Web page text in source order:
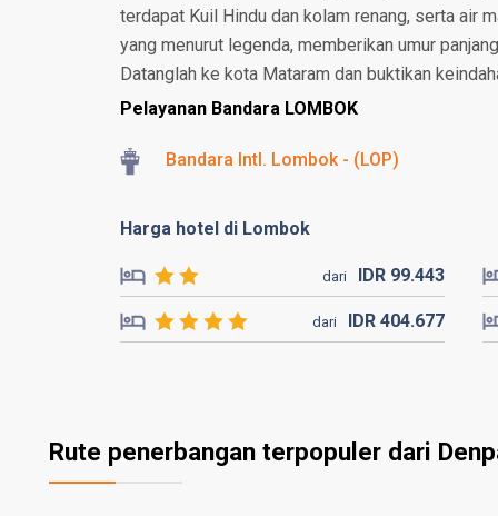
terdapat Kuil Hindu dan kolam renang, serta air
yang menurut legenda, memberikan umur
Datanglah ke kota Mataram dan buktikan
Pelayanan Bandara LOMBOK
Bandara Intl. Lombok - (LOP)
Harga hotel di Lombok
dari IDR 99.443
dari IDR 404.677
Rute penerbangan terpopuler dari